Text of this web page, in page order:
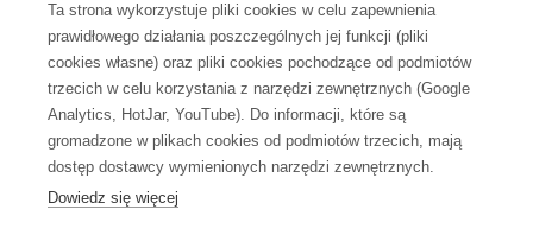
Ta strona wykorzystuje pliki cookies w celu zapewnienia
prawidłowego działania poszczególnych jej funkcji (pliki
cookies własne) oraz pliki cookies pochodzące od podmiotów
trzecich w celu korzystania z narzędzi zewnętrznych (Google
Analytics, HotJar, YouTube). Do informacji, które są
gromadzone w plikach cookies od podmiotów trzecich, mają
dostęp dostawcy wymienionych narzędzi zewnętrznych.
Dowiedz się więcej
KONTAKT